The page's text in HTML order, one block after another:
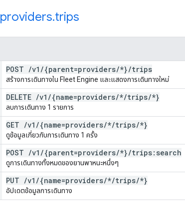
providers.trips
POST /v1 /{parent=providers/*}/trips
สร้างการเดินทางใน Fleet Engine และแสดงการเดินทางใหม่
DELETE /v1 /{name=providers/*/trips/*}
ลบการเดินทาง 1 รายการ
GET /v1 /{name=providers/*/trips/*}
ดูข้อมูลเกี่ยวกับการเดินทาง 1 ครั้ง
POST /v1 /{parent=providers/*}/trips:search
ดูการเดินทางทั้งหมดของยานพาหนะหนึ่งๆ
PUT /v1 /{name=providers/*/trips/*}
อัปเดตข้อมูลการเดินทาง